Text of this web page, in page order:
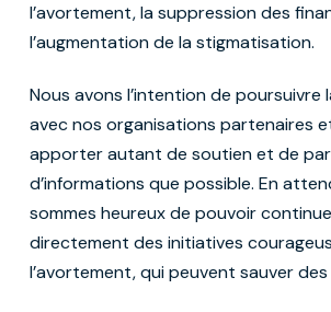
l’avortement, la suppression des
l’augmentation de la stigmatisation.
Nous avons l’intention de poursuivre
avec nos organisations partenaires
apporter autant de soutien et de
d’informations que possible. En
sommes heureux de pouvoir
directement des initiatives
l’avortement, qui peuvent sauver des